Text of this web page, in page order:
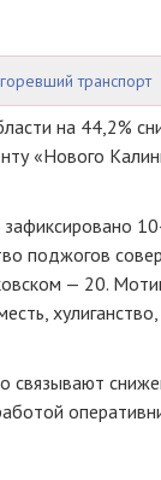
транспорт
на 44,2%
«Нового
поджогов
— 20.